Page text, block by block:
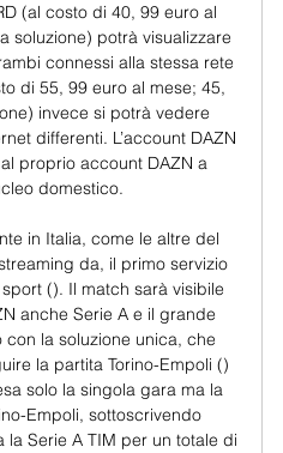
(al costo di 40, 99 euro al
soluzione) potrà visualizzare
connessi alla stessa rete
di 55, 99 euro al mese; 45,
invece si potrà vedere
differenti. L’account DAZN
proprio account DAZN a
domestico.
in Italia, come le altre del
da, il primo servizio
(). Il match sarà visibile
anche Serie A e il grande
la soluzione unica, che
la partita Torino-Empoli ()
solo la singola gara ma la
Empoli, sottoscrivendo
la Serie A TIM per un totale di